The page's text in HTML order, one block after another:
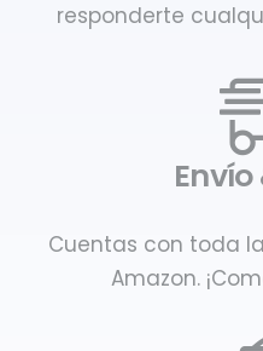
responderte
Cuentas con toda
Amazon.